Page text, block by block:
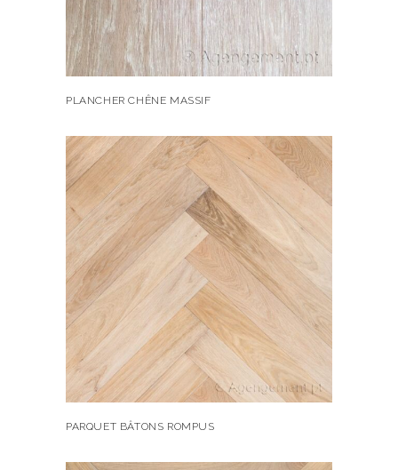
PLANCHER CHÊNE MASSIF
PARQUET BÂTONS ROMPUS